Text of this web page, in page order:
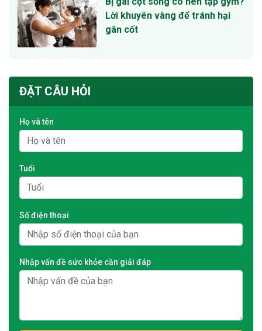
Lời khuyên vàng để tránh hại
gân cốt
ĐẶT CÂU HỎI
Họ và tên
Tuổi
Số điện thoại
Nhập vấn đề sức khỏe cần giải đáp